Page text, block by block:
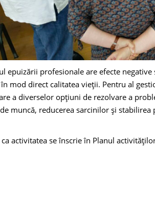
epuizării profesionale are efecte
mod direct calitatea vieții. Pentru al
a diverselor opțiuni de rezolvare a
muncă, reducerea sarcinilor și
activitatea se înscrie în Planul